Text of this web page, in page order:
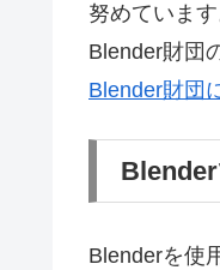
努めています
Blender財団
Blender財団
Blenderを使